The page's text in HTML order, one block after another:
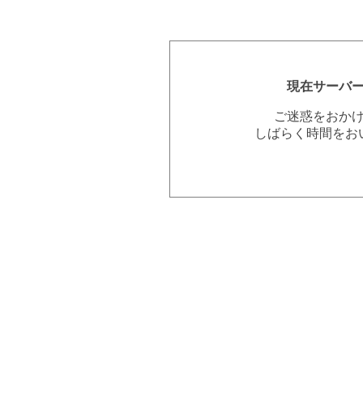
現在サーバ
ご迷惑をおか
しばらく時間を